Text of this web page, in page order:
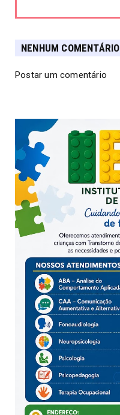
NENHUM COMENTÁRIO
Postar um comentário